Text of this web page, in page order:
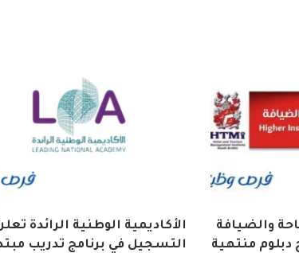
والضيافة
دبلوم منتهية
الأكاديمية الوطنية الرائدة
التسجيل في برنامج تدريب